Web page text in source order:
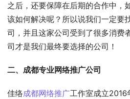
之后，还要保障在后期的合作中，
该如何解决呢？所以说我们一定要
司，并且这家公司受到了很多消费
司才是我们最终要选择的公司！
二、成都专业网络推广公司
佳络成都网络推广工作室成立2016